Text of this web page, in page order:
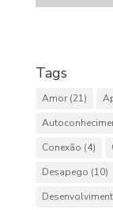
Tags
Amor(21)
Conexão (4)
Desapego (10)